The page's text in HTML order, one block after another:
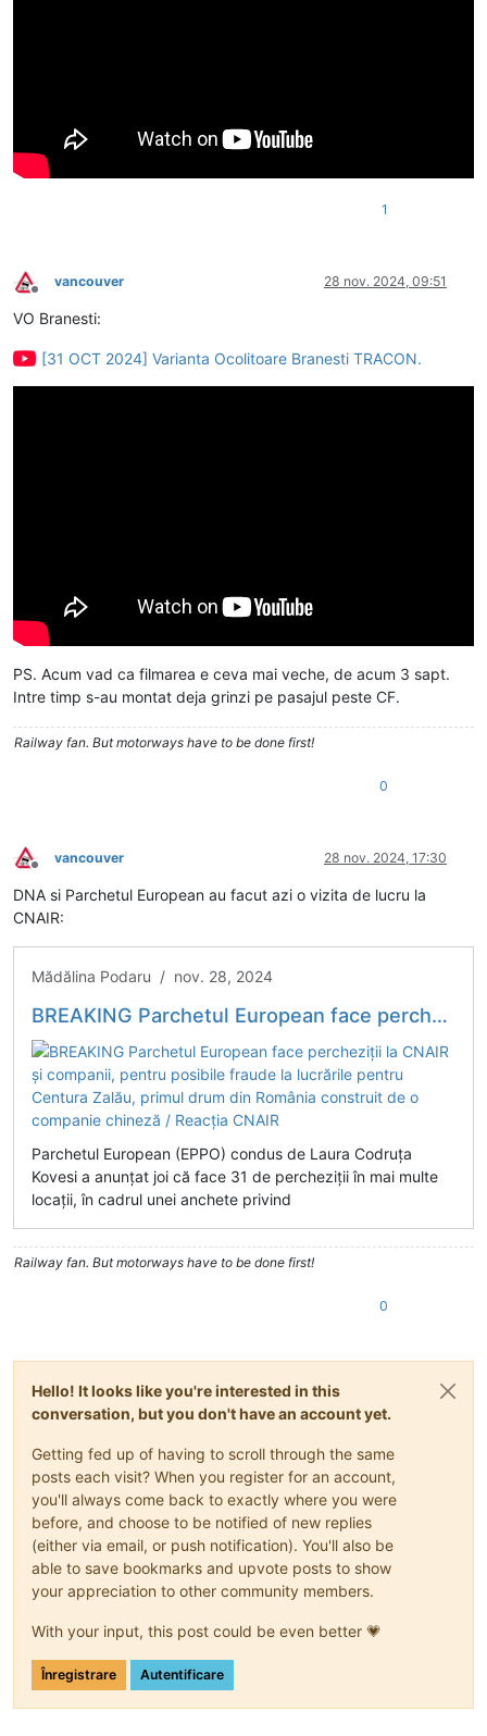
1
Deconectat
vancouver 28 nov. 2024, 09:51
VO Branesti:
[31 OCT 2024] Varianta Ocolitoare Branesti TRACON.
PS. Acum vad ca filmarea e ceva mai veche, de acum 3 sapt.
Intre timp s-au montat deja grinzi pe pasajul peste CF.
Railway fan. But motorways have to be done first!
0
Deconectat
vancouver 28 nov. 2024, 17:30
DNA si Parchetul European au facut azi o vizita de lucru la
CNAIR:
Mădălina Podaru / nov. 28, 2024
BREAKING Parchetul European face percheziții la CNAIR și companii, pentru posibile fraude la lucrările pentru Centura Zalău, primul drum din România construit de o companie chineză / Reacția CNAIR
Parchetul European (EPPO) condus de Laura Codruța
Kovesi a anunțat joi că face 31 de percheziții în mai multe
locații, în cadrul unei anchete privind
Railway fan. But motorways have to be done first!
0
Hello! It looks like you're interested in this
conversation, but you don't have an account yet.
Getting fed up of having to scroll through the same
posts each visit? When you register for an account,
you'll always come back to exactly where you were
before, and choose to be notified of new replies
(either via email, or push notification). You'll also be
able to save bookmarks and upvote posts to show
your appreciation to other community members.
With your input, this post could be even better 💗
Înregistrare Autentificare